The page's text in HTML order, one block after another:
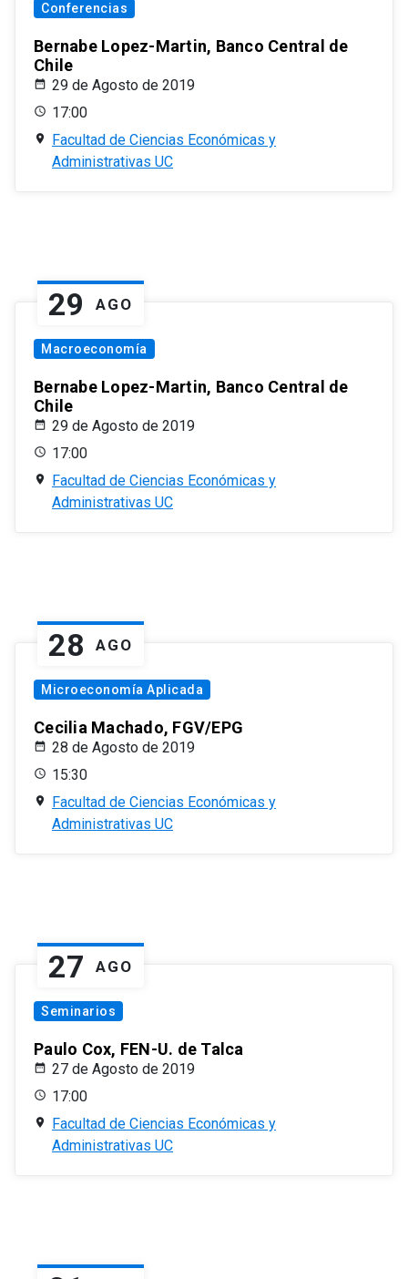
Conferencias
Bernabe Lopez-Martin, Banco Central de
Chile
29 de Agosto de 2019
17:00
Facultad de Ciencias Económicas y
Administrativas UC
29 AGO
Macroeconomía
Bernabe Lopez-Martin, Banco Central de
Chile
29 de Agosto de 2019
17:00
Facultad de Ciencias Económicas y
Administrativas UC
28 AGO
Microeconomía Aplicada
Cecilia Machado, FGV/EPG
28 de Agosto de 2019
15:30
Facultad de Ciencias Económicas y
Administrativas UC
27 AGO
Seminarios
Paulo Cox, FEN-U. de Talca
27 de Agosto de 2019
17:00
Facultad de Ciencias Económicas y
Administrativas UC